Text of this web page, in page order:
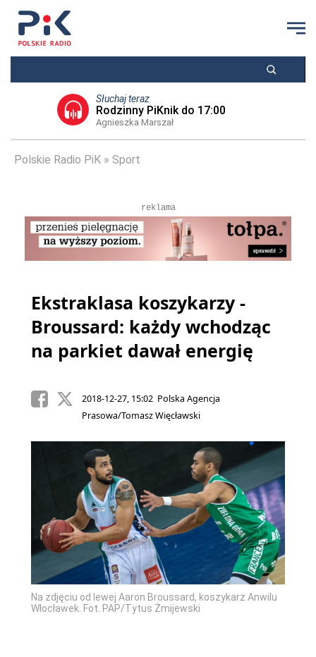
Słuchaj teraz
Rodzinny PiKnik do 17:00
Agnieszka Marszał
Polskie Radio PiK Sport
reklama
Ekstraklasa koszykarzy -
Broussard: każdy wchodząc
na parkiet dawał energię
2018-12-27, 15:02 Polska Agencja
Prasowa/Tomasz Więcławski
Na zdjęciu od lewej Aaron Broussard, koszykarz Anwilu
Włocławek. Fot. PAP/Tytus Żmijewski